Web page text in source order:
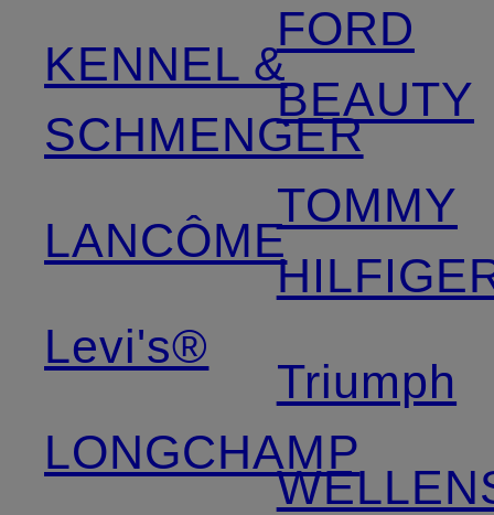
KENNEL &
SCHMENGER
LANCÔME
Levi's®
LONGCHAMP
FORD
BEAUTY
TOMMY
Triumph